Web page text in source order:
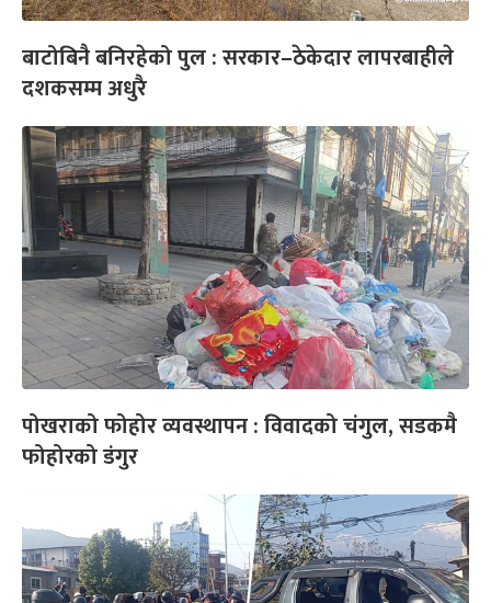
बाटोबिनै बनिरहेको पुल : सरकार–ठेकेदार लापरबाहीले
दशकसम्म अधुरै
पोखराको फोहोर व्यवस्थापन : विवादको चंगुल, सडकमै
फोहोरको डंगुर